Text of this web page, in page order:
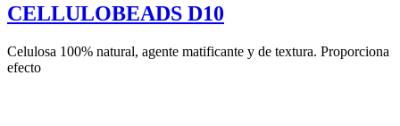
CELLULOBEADS D10
Celulosa 100% natural, agente matificante y de textura. Proporciona
efecto